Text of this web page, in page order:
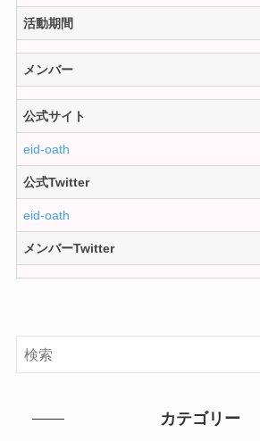
活動期間
メンバー
公式サイト
eid-oath
公式Twitter
eid-oath
メンバーTwitter
カテゴリー